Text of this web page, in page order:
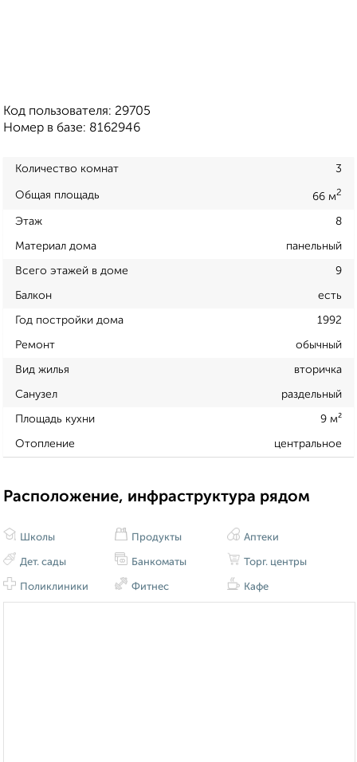
Код пользователя: 29705
Номер в базе: 8162946
Количество комнат 3
Общая площадь 66 м2
Этаж 8
Материал дома панельный
Всего этажей в доме 9
Балкон есть
Год постройки дома 1992
Ремонт обычный
Вид жилья вторичка
Санузел раздельный
Площадь кухни 9 м²
Отопление центральное
Расположение, инфраструктура рядом
Школы
Дет. сады
Поликлиники
Продукты
Банкоматы
Фитнес
Аптеки
Торг. центры
Кафе